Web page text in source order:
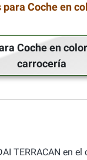
Coche en
Coche en
carrocería
TERRACAN en